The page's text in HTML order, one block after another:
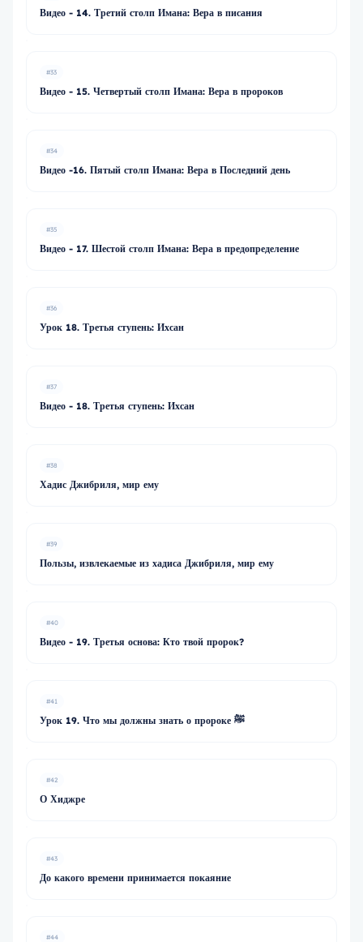
Видео - 14. Третий столп Имана: Вера в писания
#33
Видео - 15. Четвертый столп Имана: Вера в пророков
#34
Видео -16. Пятый столп Имана: Вера в Последний день
#35
Видео - 17. Шестой столп Имана: Вера в предопределение
#36
Урок 18. Третья ступень: Ихсан
#37
Видео - 18. Третья ступень: Ихсан
#38
Хадис Джибриля, мир ему
#39
Пользы, извлекаемые из хадиса Джибриля, мир ему
#40
Видео - 19. Третья основа: Кто твой пророк?
#41
Урок 19. Что мы должны знать о пророке ﷺ
#42
О Хиджре
#43
До какого времени принимается покаяние
#44